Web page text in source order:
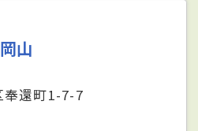
山
奉還町1-7-7